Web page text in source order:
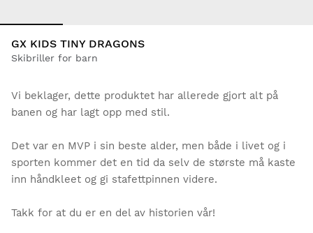
GX KIDS TINY DRAGONS
Skibriller for barn
Vi beklager, dette produktet har allerede gjort alt på
banen og har lagt opp med stil.
Det var en MVP i sin beste alder, men både i livet og i
sporten kommer det en tid da selv de største må kaste
inn håndkleet og gi stafettpinnen videre.
Takk for at du er en del av historien vår!